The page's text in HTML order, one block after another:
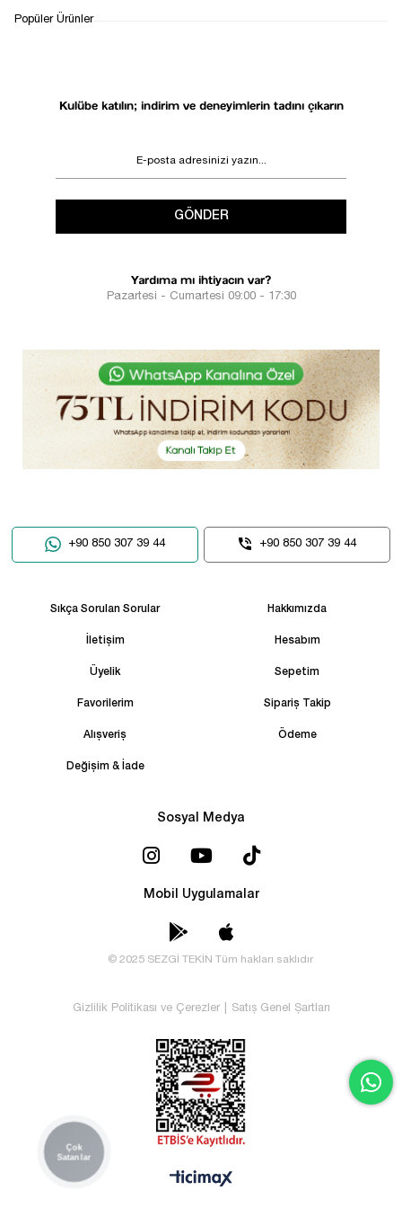
İADE&DEĞİŞİM
Kulübe katılın; indirim ve deneyimlerin tadını çıkarın
GÖNDER
Yardıma mı ihtiyacın var?
Pazartesi - Cumartesi 09:00 - 17:30
+90 850 307 39 44 +90 850 307 39 44
Sıkça Sorulan Sorular Hakkımızda
İletişim Hesabım
Üyelik Sepetim
Favorilerim Sipariş Takip
Alışveriş Ödeme
Değişim & İade
Sosyal Medya
Mobil Uygulamalar
© 2025 SEZGİ TEKİN Tüm hakları saklıdır
Gizlilik Politikası ve Çerezler Satış Genel Şartları
Çok
Satanlar
Popüler Ürünler